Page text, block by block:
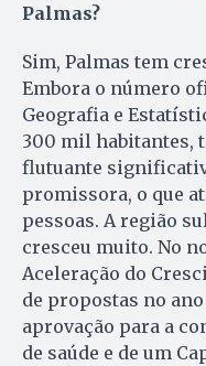
Palmas?
Sim, Palmas tem
Embora o número
Geografia e
300 mil habitantes,
flutuante
promissora, o que
pessoas. A região
cresceu muito. No
Aceleração do
de propostas no
aprovação para a
de saúde e de um